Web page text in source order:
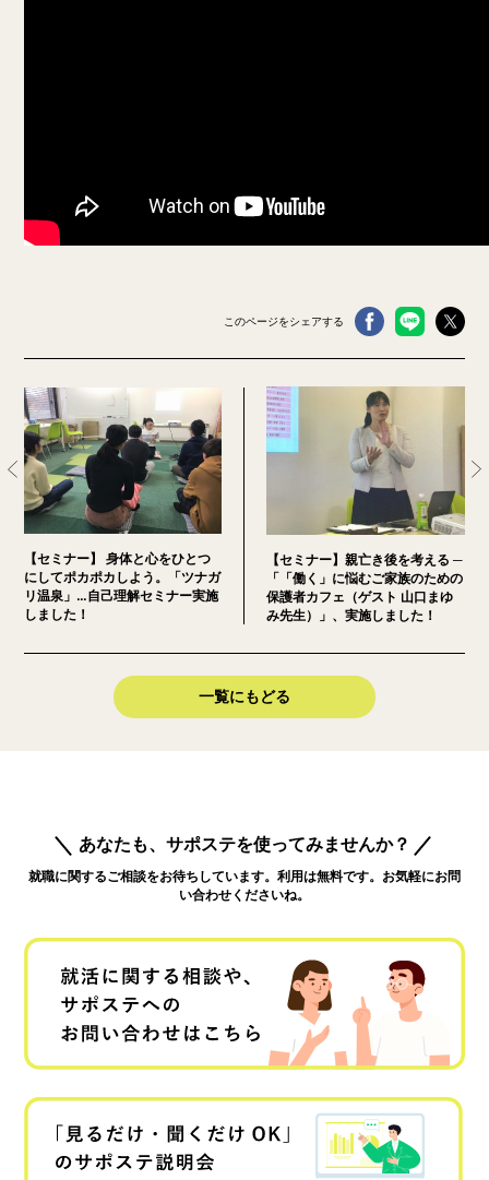
このページをシェアする
【セミナー】 身体と心をひとつ
にしてポカポカしよう。「ツナガ
リ温泉」…自己理解セミナー実施
しました！
【セミナー】親亡き後を考える ─
「「働く」に悩むご家族のための
保護者カフェ（ゲスト 山口まゆ
み先生）」、実施しました！
一覧にもどる
あなたも、サポステを使ってみませんか？
就職に関するご相談をお待ちしています。利用は無料です。お気軽にお問
い合わせくださいね。